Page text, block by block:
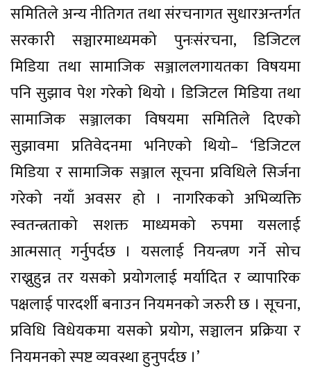
समितिले अन्य नीतिगत तथा संरचनागत सुधारअन्तर्गत
सरकारी सञ्चारमाध्यमको पुनःसंरचना, डिजिटल
मिडिया तथा सामाजिक सञ्जाललगायतका विषयमा
पनि सुझाव पेश गरेको थियो । डिजिटल मिडिया तथा
सामाजिक सञ्जालका विषयमा समितिले दिएको
सुझावमा प्रतिवेदनमा भनिएको थियो– ‘डिजिटल
मिडिया र सामाजिक सञ्जाल सूचना प्रविधिले सिर्जना
गरेको नयाँ अवसर हो । नागरिकको अभिव्यक्ति
स्वतन्त्रताको सशक्त माध्यमको रुपमा यसलाई
आत्मसात् गर्नुपर्दछ । यसलाई नियन्त्रण गर्ने सोच
राख्नुहुन्न तर यसको प्रयोगलाई मर्यादित र व्यापारिक
पक्षलाई पारदर्शी बनाउन नियमनको जरुरी छ । सूचना,
प्रविधि विधेयकमा यसको प्रयोग, सञ्चालन प्रक्रिया र
नियमनको स्पष्ट व्यवस्था हुनुपर्दछ ।’